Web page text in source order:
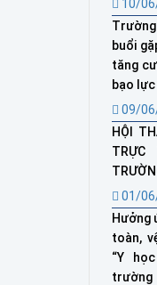
10/
buổi
tăng
bạo
09/
HỘI
TRỰC
01/
Hưởng
toàn,
“Y
trường